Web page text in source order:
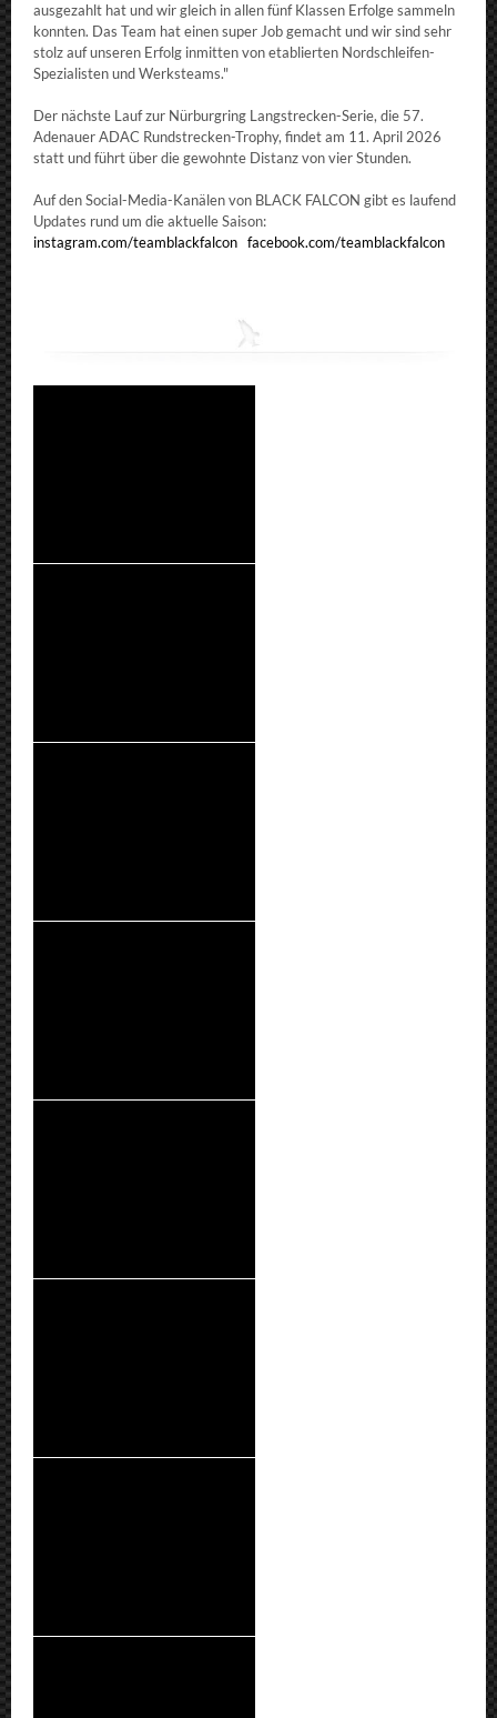
ausgezahlt hat und wir gleich in allen fünf Klassen Erfolge sammeln
konnten. Das Team hat einen super Job gemacht und wir sind sehr
stolz auf unseren Erfolg inmitten von etablierten Nordschleifen-
Spezialisten und Werksteams."
Der nächste Lauf zur Nürburgring Langstrecken-Serie, die 57.
Adenauer ADAC Rundstrecken-Trophy, findet am 11. April 2026
statt und führt über die gewohnte Distanz von vier Stunden.
Auf den Social-Media-Kanälen von BLACK FALCON gibt es laufend
Updates rund um die aktuelle Saison:
instagram.com/teamblackfalcon facebook.com/teamblackfalcon